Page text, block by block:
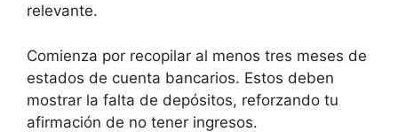
relevante.
Comienza por recopilar al menos tres meses de
estados de cuenta bancarios. Estos deben
mostrar la falta de depósitos, reforzando tu
afirmación de no tener ingresos.